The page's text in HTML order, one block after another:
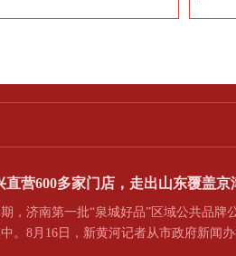
直营600多家门店，走出山东覆盖
济南第一批“泉城好品”区域公共品牌
。8月16日，新黄河记者从市政府新闻